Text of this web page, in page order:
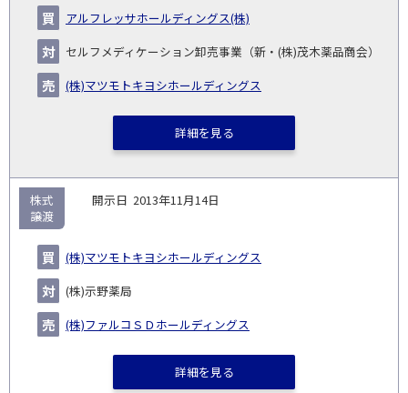
示
い
企
業・
事業
り
種
キー
ム
▽
万
円)
ル
アルフレッサホールディングス(株)
セルフメディケーション卸売事業（新・(株)茂木薬品商会）
(株)マツモトキヨシホールディングス
詳細を見る
2013年11月14日
(株)マツモトキヨシホールディングス
(株)示野薬局
(株)ファルコＳＤホールディングス
株式
譲渡
詳細を見る